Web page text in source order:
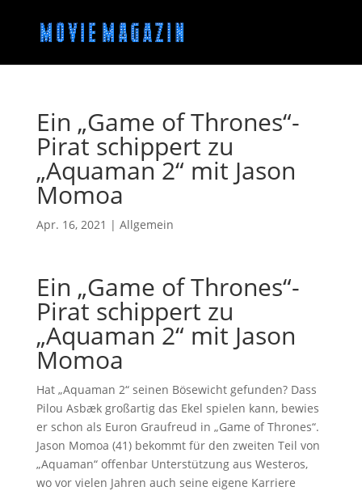
Ein „Game of Thrones“-
Pirat schippert zu
„Aquaman 2“ mit Jason
Momoa
Apr. 16, 2021 | Allgemein
Ein „Game of Thrones“-
Pirat schippert zu
„Aquaman 2“ mit Jason
Momoa
Hat „Aquaman 2“ seinen Bösewicht gefunden? Dass
Pilou Asbæk großartig das Ekel spielen kann, bewies
er schon als Euron Graufreud in „Game of Thrones“.
Jason Momoa (41) bekommt für den zweiten Teil von
„Aquaman“ offenbar Unterstützung aus Westeros,
wo vor vielen Jahren auch seine eigene Karriere